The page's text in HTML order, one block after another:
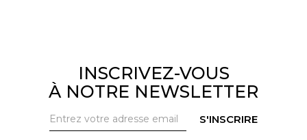
INSCRIVEZ-VOUS
À NOTRE NEWSLETTER
S'INSCRIRE